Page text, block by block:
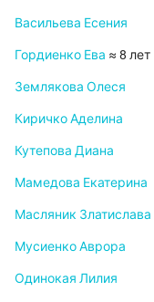
Васильева Есения
Гордиенко Ева ≈ 8 лет
Землякова Олеся
Киричко Аделина
Кутепова Диана
Мамедова Екатерина
Масляник Златислава
Мусиенко Аврора
Одинокая Лилия